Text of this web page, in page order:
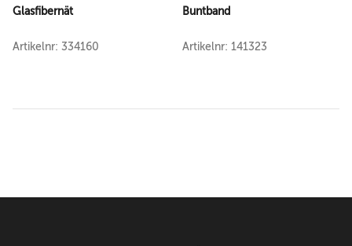
Glasfibernät
Artikelnr: 334160
Buntband
Artikelnr: 141323